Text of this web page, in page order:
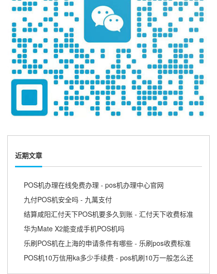
近期文章
POS机办理在线免费办理 - pos机办理中心官网
九付POS机安全吗 - 九萬支付
结算咸阳汇付天下POS机要多久到账 - 汇付天下收费标准
华为Mate X2能变成手机POS机吗
乐刷POS机在上海的申请条件有哪些 - 乐刷pos收费标准
POS机10万信用ka多少手续费 - pos机刷10万一般怎么还